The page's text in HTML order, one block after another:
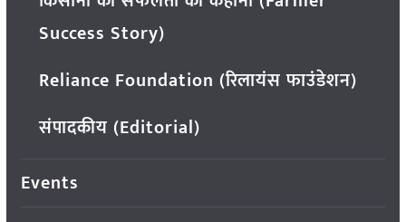
Success Story)
Reliance Foundation (रिलायंस फाउंडेशन)
संपादकीय (Editorial)
Events